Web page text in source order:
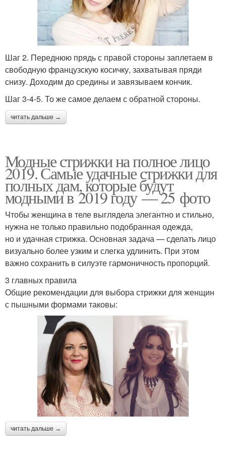
Шаг 2. Переднюю прядь с правой стороны заплетаем в
свободную французскую косичку, захватывая пряди
снизу. Доходим до средины и завязываем кончик.
Шаг 3-4-5. То же самое делаем с обратной стороны.
читать дальше →
Модные стрижки на полное лицо
2019. Самые удачные стрижки для
полных дам, которые будут
модными в 2019 году — 25 фото
Чтобы женщина в теле выглядела элегантно и стильно,
нужна не только правильно подобранная одежда,
но и удачная стрижка. Основная задача — сделать лицо
визуально более узким и слегка удлинить. При этом
важно сохранить в силуэте гармоничность пропорций.
3 главных правила
Общие рекомендации для выбора стрижки для женщин
с пышными формами таковы:
читать дальше →